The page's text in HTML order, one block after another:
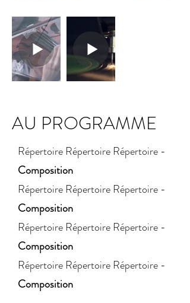
AU PROGRAMME
Répertoire Répertoire Répertoire -
Composition
RépertoireRépertoire Répertoire -
Composition
RépertoireRépertoire Répertoire -
Composition
RépertoireRépertoire Répertoire -
Composition